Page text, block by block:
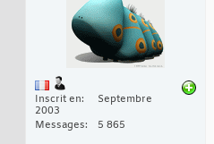
Inscrit en
Septembre
2003
Messages
5 865